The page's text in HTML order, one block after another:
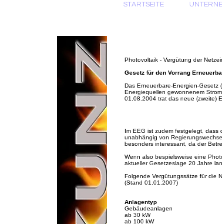
STARTSEITE
Photovoltaik - Vergütung der
Gesetz für den Vorrang
Das Erneuerbare-Energien-
Energiequellen gewonnenem
01.08.2004 trat das neue (zweite)
Im EEG ist zudem festgelegt,
unabhängig von
besonders interessant, da der
Wenn also bespielsweise eine
aktueller Gesetzeslage 20 Jahre
Folgende Vergütungssätze für die
(Stand 01.01.2007)
Anlagentyp
Gebäudeanlagen
ab 30 kW
ab 100 kW